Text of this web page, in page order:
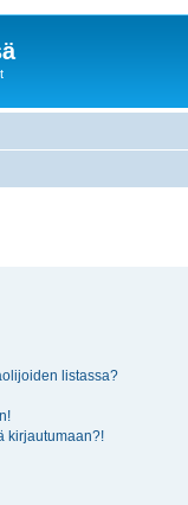
listassa?
kirjautumaan?!